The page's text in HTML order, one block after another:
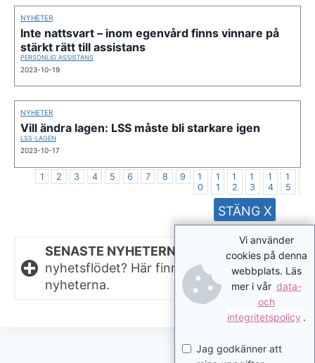
NYHETER
Inte nattsvart – inom egenvård finns vinnare på
stärkt rätt till assistans
PERSONLIG ASSISTANS
2023-10-19
NYHETER
Vill ändra lagen: LSS måste bli starkare igen
LSS-LAGEN
2023-10-17
1 2 3 4 5 6 7 8 9
1
0
1
1
1
2
1
3
1
4
1
5
SENASTE NYHETERNA.
Missat något i
nyhetsflödet? Här finns de senaste
nyheterna.
Vi använder
cookies på denna
webbplats. Läs
mer i vår data-
och
integritetspolicy .
Jag godkänner att
STÄNG X